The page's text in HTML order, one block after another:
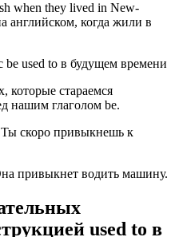
when they lived in New-
английском, когда жили в
used to в будущем времени
которые стараемся
нашим глаголом be.
скоро привыкнешь к
привыкнет водить машину.
used to в